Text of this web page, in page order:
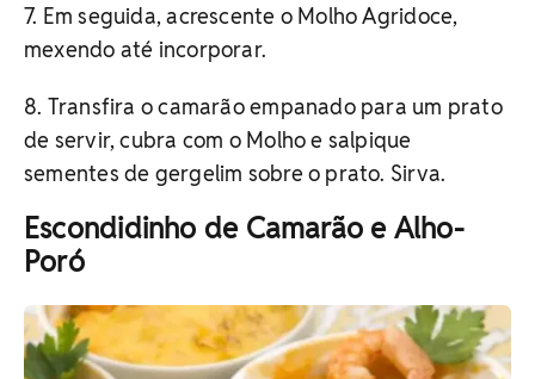
7. Em seguida, acrescente o Molho Agridoce,
mexendo até incorporar.
8. Transfira o camarão empanado para um prato
de servir, cubra com o Molho e salpique
sementes de gergelim sobre o prato. Sirva.
Escondidinho de Camarão e Alho-
Poró